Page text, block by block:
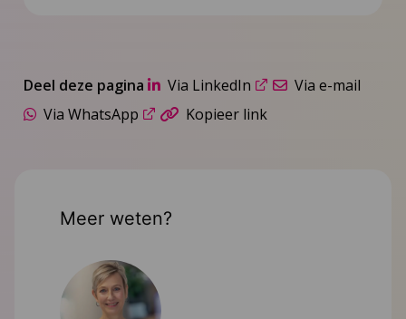
Deel deze pagina Via LinkedIn
Via e-mail
Via WhatsApp
Kopieer link
Meer weten?